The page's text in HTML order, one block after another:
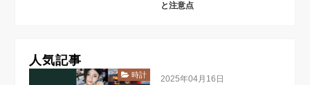
と注意点
人気記事
時計
2025年04月16日